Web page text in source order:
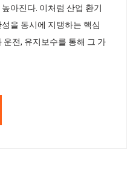
아진다. 이처럼 산업 환기
을 동시에 지탱하는 핵심
전, 유지보수를 통해 그 가